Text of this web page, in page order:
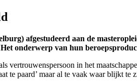
afgestudeerd aan de
onderwerp van hun
vertrouwenspersoon in het
te paard’ maar al te vaak waar blijkt